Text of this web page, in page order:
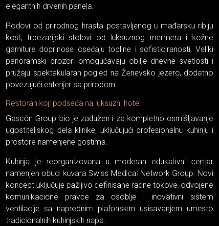
elegantnih drvenih panela.
Podovi od prirodnog hrasta postavljenog u mađarsku riblju
kost, trpezarijski stolovi od luksuznog mermera i kožne
garniture doprinose osećaju topline i sofisticiranosti. Veliki
panoramski prozori omogućavaju obilje dnevne svetlosti i
pružaju spektakularan pogled na Ženevsko jezero, dodatno
povezujući enterijer sa prirodom.
Restoran koji podseća na luksuzni hotel
Gascón Group bio je zadužen i za kompletno osmišljavanje
ugostiteljskog dela klinike, uključujući profesionalnu kuhinju i
prostore namenjene gostima.
Kuhinja je reorganizovana u moderan edukativni centar
namenjen obuci kuvara Swiss Medical Network Group. Novi
koncept uključuje pažljivo definisane radne tokove, odvojene
komunikacione pravce za osoblje i inovativni sistem
ventilacije sa naprednim plafonskim usisavanjem umesto
tradicionalnih kuhinjskih napa.